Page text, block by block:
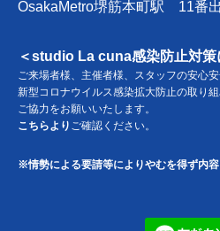
OsakaMetro堺筋本町駅 11番
＜studio La cuna感染防止対策
ご来場者様、主催者様、スタッフの安心安
新型コロナウイルス感染拡大防止の取り組
ご協力をお願いいたします。
こちらより ご確認ください。
※情勢による要請等によりやむを得ず内容